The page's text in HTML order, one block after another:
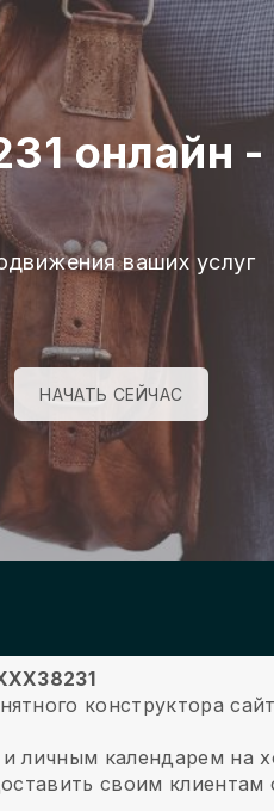
онлайн
ваших услуг
НАЧАТЬ СЕЙЧАС
конструктора
личным календарем на
своим клиентам